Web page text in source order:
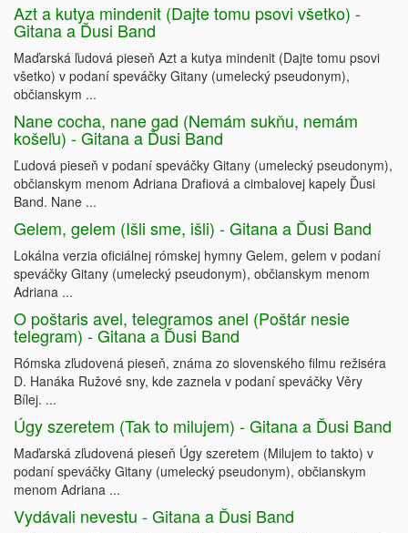
Azt a kutya mindenit (Dajte tomu psovi všetko) -
Gitana a Ďusi Band
Maďarská ľudová pieseň Azt a kutya mindenit (Dajte tomu psovi
všetko) v podaní speváčky Gitany (umelecký pseudonym),
občianskym ...
Nane cocha, nane gad (Nemám sukňu, nemám
košeľu) - Gitana a Ďusi Band
Ľudová pieseň v podaní speváčky Gitany (umelecký pseudonym),
občianskym menom Adriana Drafiová a cimbalovej kapely Ďusi
Band. Nane ...
Gelem, gelem (Išli sme, išli) - Gitana a Ďusi Band
Lokálna verzia oficiálnej rómskej hymny Gelem, gelem v podaní
speváčky Gitany (umelecký pseudonym), občianskym menom
Adriana ...
O poštaris avel, telegramos anel (Poštár nesie
telegram) - Gitana a Ďusi Band
Rómska zľudovená pieseň, známa zo slovenského filmu režiséra
D. Hanáka Ružové sny, kde zaznela v podaní speváčky Věry
Bílej. ...
Úgy szeretem (Tak to milujem) - Gitana a Ďusi Band
Maďarská zľudovená pieseň Úgy szeretem (Milujem to takto) v
podaní speváčky Gitany (umelecký pseudonym), občianskym
menom Adriana ...
Vydávali nevestu - Gitana a Ďusi Band